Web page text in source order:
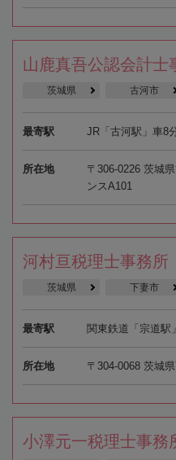
山鹿真吾公認会計士
茨城県 古河市
最寄駅 JR「古河駅」車8
所在地
〒306-0226 茨城
ンスA101
河村亘税理士事務所
茨城県 下妻市
最寄駅 関東鉄道「宗道駅
所在地 〒304-0068 茨城
小澤元一税理士事務